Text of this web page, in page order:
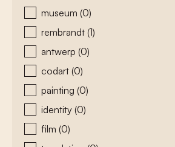
museum (0)
rembrandt (1)
antwerp (0)
codart (0)
painting (0)
identity (0)
film (0)